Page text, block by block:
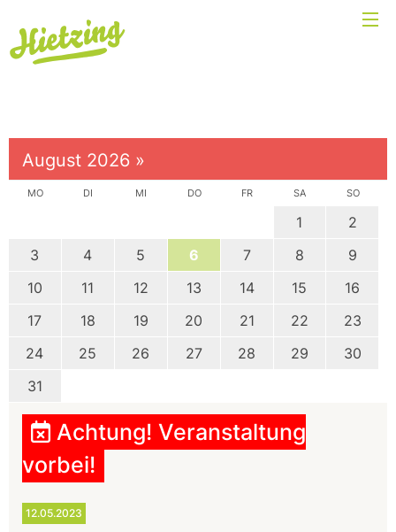
August 2026 »
MO DI MI DO FR SA SO
1
2
3
4 5 6 7 8
9
10
11 12 13 14 15
16
17
18 19 20 21 22
23
24
25 26 27 28 29
30
31
Achtung! Veranstaltung
vorbei!
12.05.2023